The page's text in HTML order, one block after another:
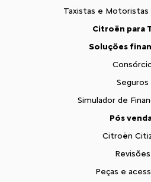
Taxistas e
Citroën para
Soluções
Seguros
Simulador de
Pós
Citroën
Revisões
Peças e